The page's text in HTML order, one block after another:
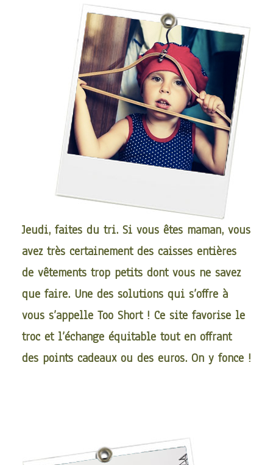
Jeudi, faites du tri. Si vous êtes maman, vous
avez très certainement des caisses entières
de vêtements trop petits dont vous ne savez
que faire. Une des solutions qui s’offre à
vous s’appelle Too Short ! Ce site favorise le
troc et l’échange équitable tout en offrant
des points cadeaux ou des euros. On y fonce !